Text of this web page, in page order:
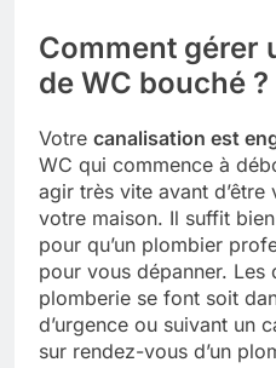
Comment gérer
de WC bouché ?
Votre canalisation est
WC qui commence à
agir très vite avant d’être
votre maison. Il suffit
pour qu’un plombier
pour vous dépanner. Les
plomberie se font soit
d’urgence ou suivant un
sur rendez-vous d’un